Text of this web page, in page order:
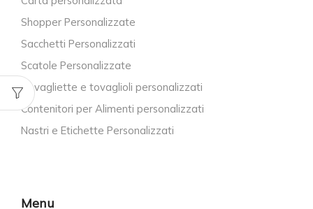
Shopper Personalizzate
Sacchetti Personalizzati
Scatole Personalizzate
Tovagliette e tovaglioli personalizzati
Contenitori per Alimenti personalizzati
Nastri e Etichette Personalizzati
Menu